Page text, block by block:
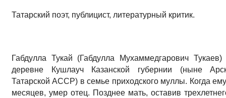
Татарский поэт, публицист, литературный критик.
Габдулла Тукай (Габдулла Мухаммедгарович
деревне Кушлауч Казанской губернии (ныне
Татарской АССР) в семье приходского муллы. Когда
месяцев, умер отец. Позднее мать, оставив